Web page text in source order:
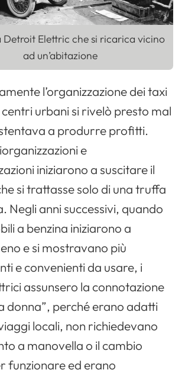
Detroit Elettric che si ricarica vicino
ad un’abitazione
l’organizzazione dei taxi
urbani si rivelò presto mal
a produrre profitti.
e
iniziarono a suscitare il
si trattasse solo di una truffa
Negli anni successivi, quando
a benzina iniziarono a
e si mostravano più
e convenienti da usare, i
assunsero la connotazione
donna”, perché erano adatti
locali, non richiedevano
a manovella o il cambio
funzionare ed erano